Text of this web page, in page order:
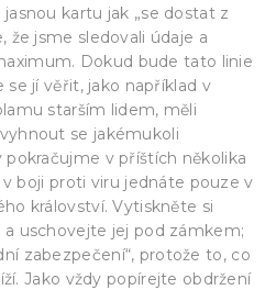
kartu jak „se dostat z
že jsme sledovali údaje a
Dokud bude tato linie
se jí věřit, jako například v
starším lidem, měli
se jakémukoli
v příštích několika
boji proti viru jednáte pouze v
království. Vytiskněte si
uschovejte jej pod zámkem;
zabezpečení“, protože to, co
Jako vždy popírejte obdržení